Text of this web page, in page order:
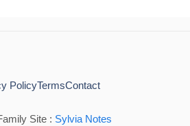
Site : Sylvia Notes
PolicyTermsContact